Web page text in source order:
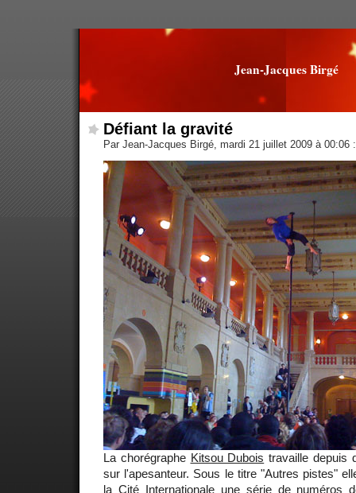
Jean-Jacques Birgé
Défiant la gravité
Par Jean-Jacques Birgé, mardi 21 juillet 2009 à 00:06
La chorégraphe Kitsou Dubois travaille depuis
sur l'apesanteur. Sous le titre "Autres pistes"
la Cité Internationaleune série de numéros